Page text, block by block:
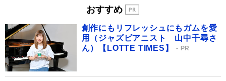
おすすめ
創作にもリフレッシュにもガムを愛
用（ジャズピアニスト 山中千尋さ
ん）【LOTTE TIMES】
PR